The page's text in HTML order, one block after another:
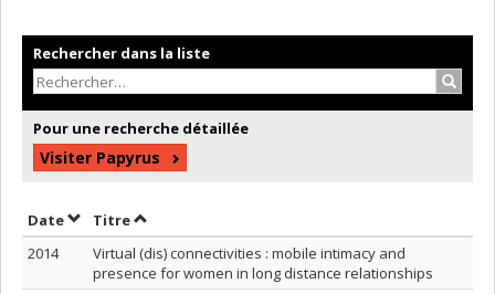
Rechercher dans la liste
Pour une recherche détaillée
Visiter Papyrus
DateTrier par date en ordre décroissant
TitreTrier par titre en ordre décroissant
2014
Virtual (dis) connectivities : mobile intimacy and
presence for women in long distance relationships